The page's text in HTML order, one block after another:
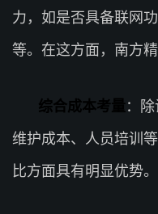
力，如是否具备联网
等。在这方面，南方
综合成本考量：
维护成本、人员培训
比方面具有明显优势。